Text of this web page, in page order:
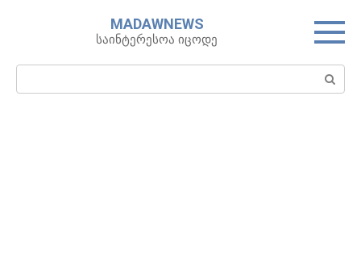
MADAWNEWS
საინტერესოა იცოდე
Search: